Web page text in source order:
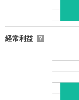
経常利益 ？